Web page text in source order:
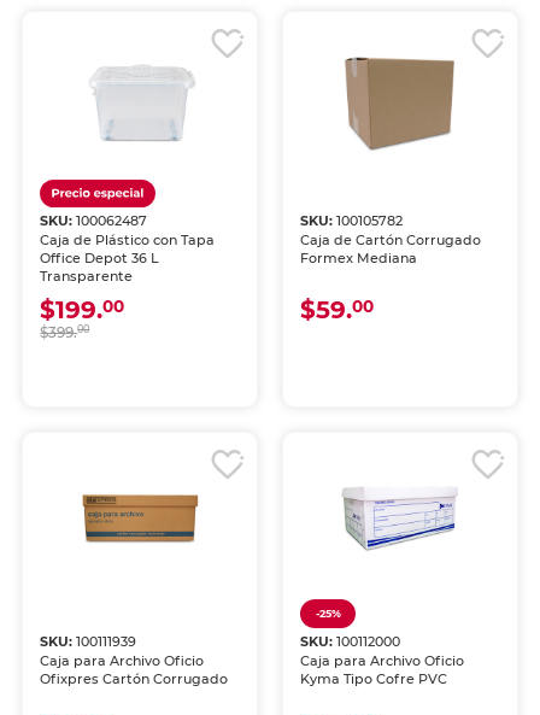
SKU:100062487
Caja de Plástico con Tapa
Office Depot 36 L
Transparente
$199.00
$399.00
SKU: 100105782
Caja de Cartón Corrugado
Formex Mediana
$59.00
SKU:100111939
Caja para Archivo Oficio
Ofixpres Cartón Corrugado
-25%
SKU: 100112000
Caja para Archivo Oficio
Kyma Tipo Cofre PVC